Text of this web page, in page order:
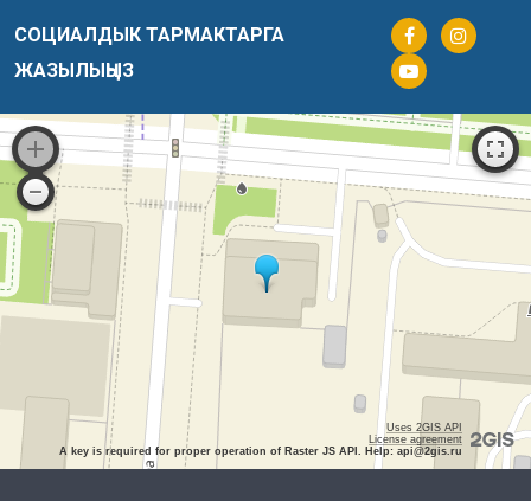
СОЦИАЛДЫК ТАРМАКТАРГА
ЖАЗЫЛЫҢЫЗ
Uses 2GIS API
License agreement
A key is required for proper operation of Raster JS API. Help: api@2gis.ru